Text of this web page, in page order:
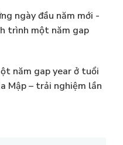
ngày đầu năm mới -
trình một năm gap
năm gap year ở tuổi
Mập – trải nghiệm lần